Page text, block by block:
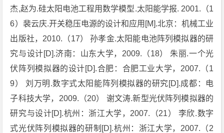
杰,赵为.硅太阳电池工程用数学模型.太阳能学报. 2001.（1
6）裴云庆.开关稳压电源的设计和应用[M].北京：机械工业
出版社，2010.（17） 孙孝金.太阳能电池阵列模拟器的研
究与设计[D].济南：山东大学，2009.（18） 朱丽.一个光
伏阵列模拟器的设计[D].合肥：合肥工业大学，2007.（1
9） 刘万明.数字式太阳能阵列模拟器的研究[D].成都：电
子科技大学，2009.（20） 谢文涛.新型光伏阵列模拟器的
研究与设计[D].杭州：浙江大学，2007.（21） 李欣.数字
式光伏阵列模拟器的研制[D].杭州：浙江大学，2007.（2